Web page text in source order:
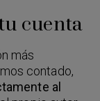
cuenta
más
contado,
al